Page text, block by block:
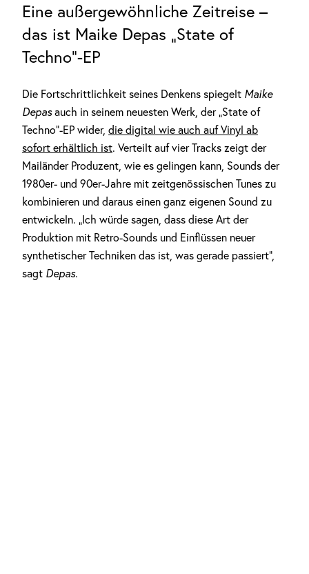
Eine außergewöhnliche Zeitreise –
das ist Maike Depas „State of
Techno“-EP
Die Fortschrittlichkeit seines Denkens spiegelt Maike
Depasauch in seinem neuesten Werk, der „State of
Techno“-EP wider, die digital wie auch auf Vinyl ab
sofort erhältlich ist. Verteilt auf vier Tracks zeigt der
Mailänder Produzent, wie es gelingen kann, Sounds der
1980er- und 90er-Jahre mit zeitgenössischen Tunes zu
kombinieren und daraus einen ganz eigenen Sound zu
entwickeln. „Ich würde sagen, dass diese Art der
Produktion mit Retro-Sounds und Einflüssen neuer
synthetischer Techniken das ist, was gerade passiert“,
sagt Depas.